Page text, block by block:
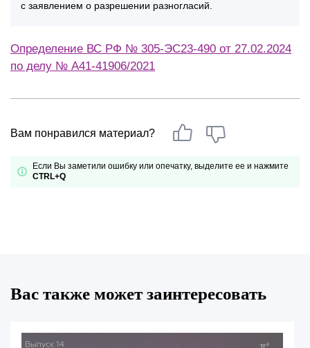
с заявлением о разрешении разногласий.
Определение ВС РФ № 305-ЭС23-490 от 27.02.2024
по делу № А41-41906/2021
Вам понравился материал?
Если Вы заметили ошибку или опечатку, выделите ее и нажмите
CTRL+Q
Вас также может заинтересовать